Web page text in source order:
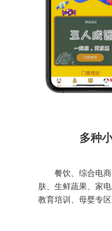
多种
餐饮、综合电
肤、生鲜蔬果、家
教育培训、母婴专